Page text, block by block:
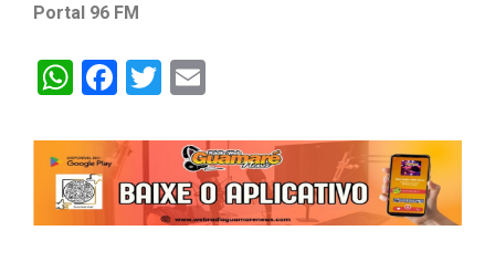
Portal 96 FM
WhatsApp
Facebook
Twitter